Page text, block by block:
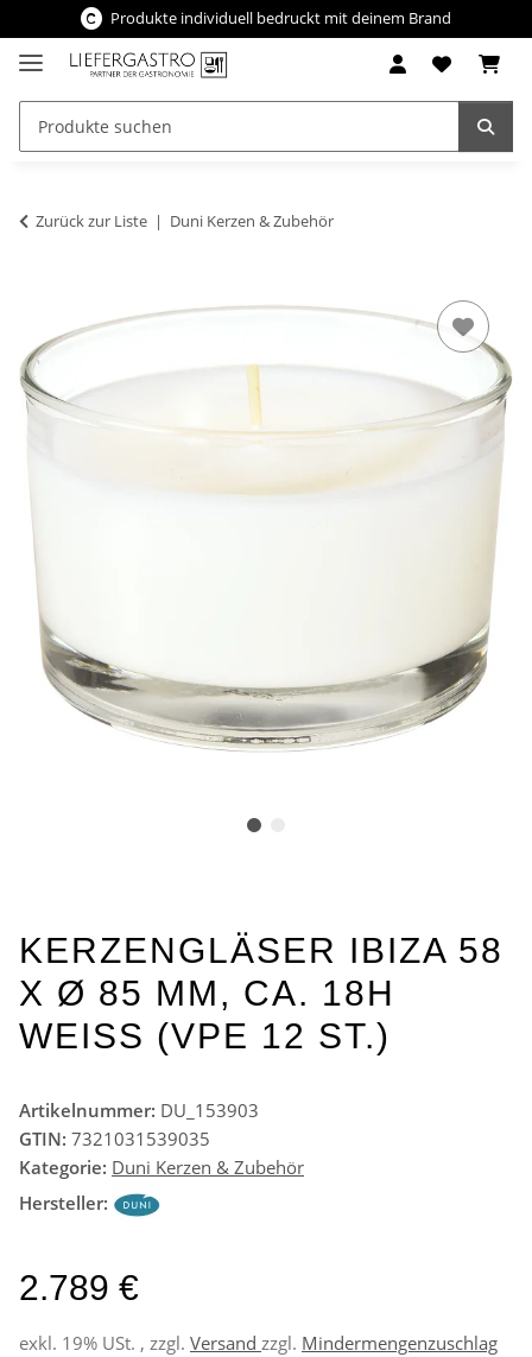
Produkte individuell bedruckt mit deinem Brand
Zurück zur Liste Duni Kerzen & Zubehör
KERZENGLÄSER IBIZA 58
X Ø 85 MM, CA. 18H
WEISS (VPE 12 ST.)
Artikelnummer: DU_153903
GTIN: 7321031539035
Kategorie: Duni Kerzen & Zubehör
Hersteller:
2.789 €
exkl. 19% USt. , zzgl. Versand zzgl. Mindermengenzuschlag